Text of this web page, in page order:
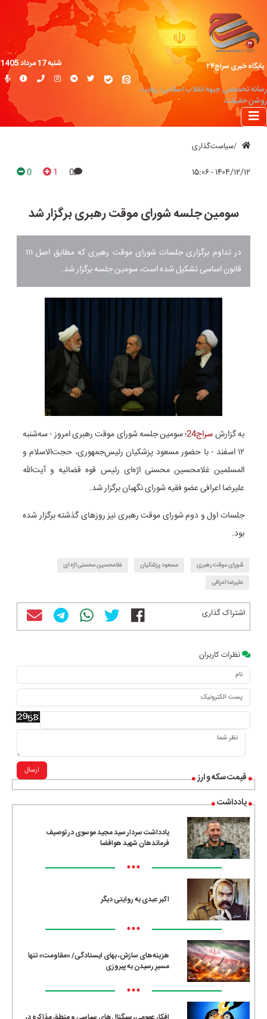
پایگاه خبری سراج۲۴
رسانه تخصصی جبهه انقلاب اسلامی؛ روایت
روشن حقیقت
شنبه 17 مرداد 1405
قیمت سکه و ارز
یادداشت
یادداشت سردار سید مجید موسوی در توصیف
فرماندهان شهید هوافضا
•••
اکبر عبدی به روایتی دیگر
•••
هزینه‌های سازش، بهای ایستادگی/ «مقاومت» تنها
مسیرِ رسیدن به پیروزی
•••
سیاست‌گذاری
۱۴۰۴/۱۲/۱۲ - ۱۵:۰۶ 0
1
0
سومین جلسه شورای موقت رهبری برگزار شد
در تداوم برگزاری جلسات شورای موقت رهبری که مطابق اصل ۱۱۱
قانون اساسی تشکیل شده است، سومین جلسه برگزار شد.
به گزارشسراج24
؛ سومین جلسه شورای موقت رهبری امروز - سه‌شنبه
۱۲ اسفند - با حضور مسعود پزشکیان رئیس‌جمهوری، حجت‌الاسلام و
المسلمین غلامحسین محسنی اژه‌ای رئیس قوه قضائیه و آیت‌الله
علیرضا اعرافی عضو فقیه شورای نگهبان برگزار شد.
جلسات اول و دوم شورای موقت رهبری نیز روزهای گذشته برگزار شده
بود.
شورای موقت رهبری مسعود پزشکیان
غلامحسین محسنی اژه ای
علیرضا اعرافی
اشتراک گذاری
نظرات کاربران
ارسال